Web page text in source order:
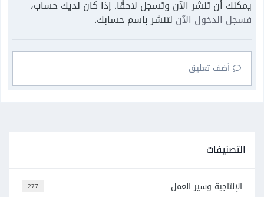
يمكنك أن تنشر الآن وتسجل لاحقًا. إذا كان لديك حساب،
فسجل الدخول الآن لتنشر باسم حسابك.
أضف تعليق
التصنيفات
277 الإنتاجية وسير العمل